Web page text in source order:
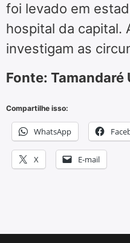
foi levado em
hospital da capital.
investigam as
Fonte: Tamandaré
Compartilhe isso:
WhatsApp
X E-mail